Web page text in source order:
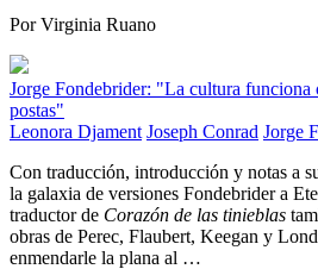
Por Virginia Ruano
Jorge Fondebrider: "La cultura funciona
postas"
Leonora Djament Joseph Conrad Jorge
Con traducción, introducción y notas a
la galaxia de versiones Fondebrider a
traductor de Corazón de las tinieblas
obras de Perec, Flaubert, Keegan y
enmendarle la plana al …